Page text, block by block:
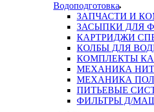
Водоподготовка
ЗАПЧАСТИ И
ЗАСЫПКИ ДЛЯ
КАРТРИДЖИ
КОЛБЫ ДЛЯ
КОМПЛЕКТЫ
МЕХАНИКА
МЕХАНИКА
ПИТЬЕВЫЕ
ФИЛЬТРЫ Д/